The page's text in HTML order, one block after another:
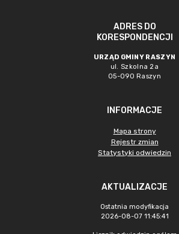
ADRES DO
KORESPONDENCJI
URZĄD GMINY RASZYN
ul. Szkolna 2a
05-090 Raszyn
INFORMACJE
Mapa strony
Rejestr zmian
Statystyki odwiedzin
AKTUALIZACJE
Ostatnia modyfikacja
2026-08-07 11:45:41